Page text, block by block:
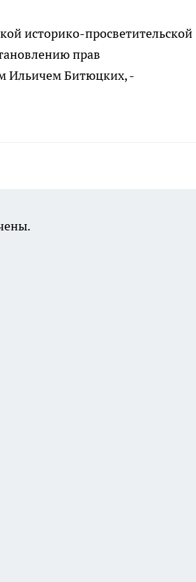
историко-просветительской
прав
Ильичем Битюцких, -